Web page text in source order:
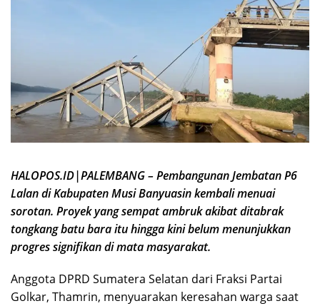
HALOPOS.ID|PALEMBANG – Pembangunan Jembatan P6
Lalan di Kabupaten Musi Banyuasin kembali menuai
sorotan. Proyek yang sempat ambruk akibat ditabrak
tongkang batu bara itu hingga kini belum menunjukkan
progres signifikan di mata masyarakat.
Anggota DPRD Sumatera Selatan dari Fraksi Partai
Golkar, Thamrin, menyuarakan keresahan warga saat